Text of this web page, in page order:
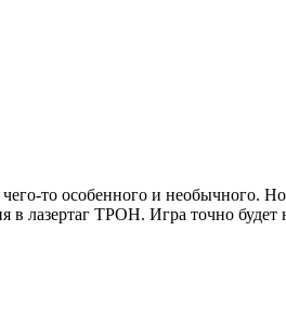
то особенного и необычного.
лазертаг ТРОН. Игра точно